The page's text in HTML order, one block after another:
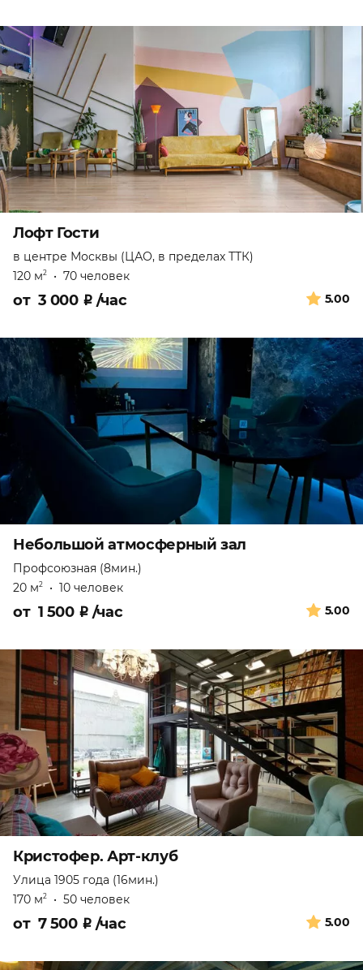
Лофт Гости
в центре Москвы (ЦАО, в пределах ТТК)
120 м2 • 70 человек
5.00
от 3 000 ₽ /час
Небольшой атмосферный зал
Профсоюзная (8мин.)
20 м2 • 10 человек
5.00
от 1 500 ₽ /час
Кристофер. Арт-клуб
Улица 1905 года (16мин.)
170 м2 • 50 человек
5.00
от 7 500 ₽ /час